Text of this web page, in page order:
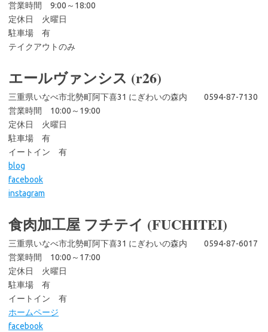
営業時間 9:00～18:00
定休日 火曜日
駐車場 有
テイクアウトのみ
エールヴァンシス (r26)
三重県いなべ市北勢町阿下喜31 にぎわいの森内 0594-87-7130
営業時間 10:00～19:00
定休日 火曜日
駐車場 有
イートイン 有
blog
facebook
instagram
食肉加工屋 フチテイ (FUCHITEI)
三重県いなべ市北勢町阿下喜31 にぎわいの森内 0594-87-6017
営業時間 10:00～17:00
定休日 火曜日
駐車場 有
イートイン 有
ホームページ
facebook